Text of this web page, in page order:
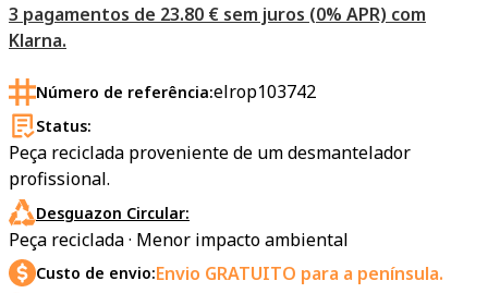
3 pagamentos de 23.80 € sem juros (0% APR) com
Klarna.
Número de referência:elrop103742
Status:
Peça reciclada proveniente de um desmantelador
profissional.
Desguazon Circular:
Peça reciclada · Menor impacto ambiental
Custo de envio:Envio GRATUITO para a península.